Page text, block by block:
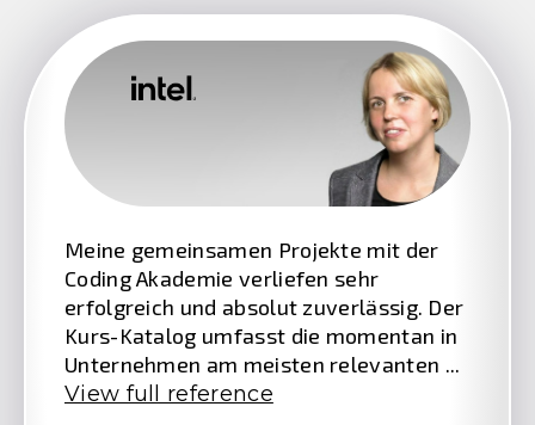
Meine gemeinsamen Projekte mit der
Coding Akademie verliefen sehr
erfolgreich und absolut zuverlässig. Der
Kurs-Katalog umfasst die momentan in
Unternehmen am meisten relevanten ...
View full reference